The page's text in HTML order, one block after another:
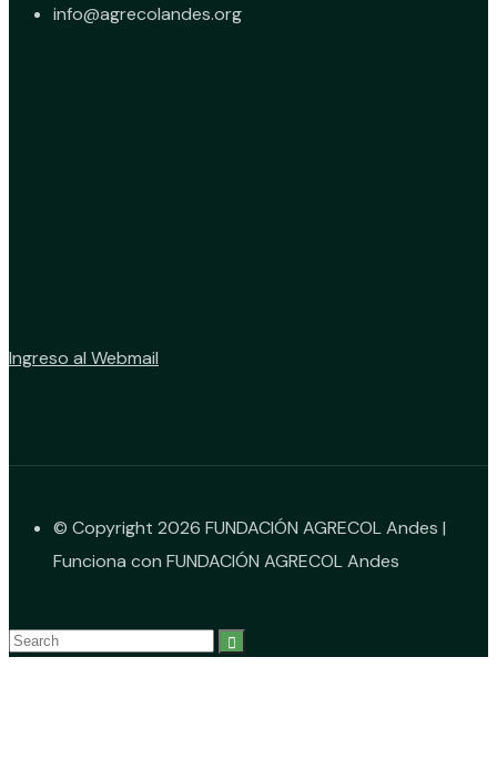
info@agrecolandes.org
Ingreso al Webmail
© Copyright 2026 FUNDACIÓN AGRECOL Andes |
Funciona con FUNDACIÓN AGRECOL Andes